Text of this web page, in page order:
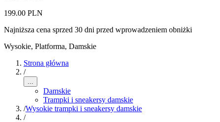
199.00 PLN
Najniższa cena sprzed 30 dni przed wprowadzeniem obniżki
Wysokie, Platforma, Damskie
Strona główna
/
...
Damskie
Trampki i sneakersy damskie
/Wysokie trampki i sneakersy damskie
/